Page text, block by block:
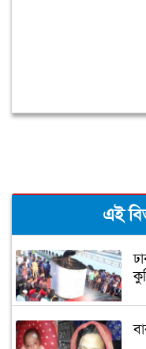
এই